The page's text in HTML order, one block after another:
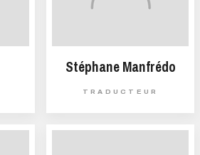
Stéphane Manfrédo
TRADUCTEUR